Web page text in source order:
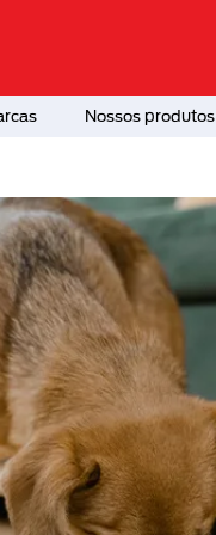
Nossos produtos